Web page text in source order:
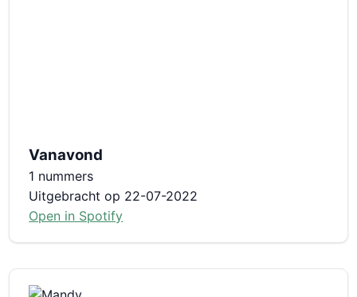
Vanavond
1 nummers
Uitgebracht op 22-07-2022
Open in Spotify